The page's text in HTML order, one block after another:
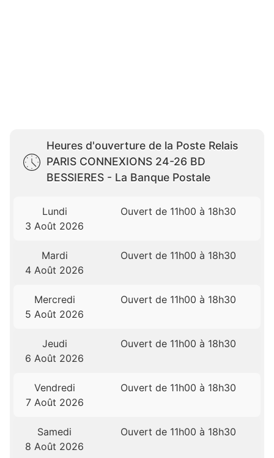
Heures d'ouverture de la Poste Relais
PARIS CONNEXIONS 24-26 BD
BESSIERES - La Banque Postale
Lundi
3 Août 2026
Ouvert de 11h00 à 18h30
Mardi
4 Août 2026
Ouvert de 11h00 à 18h30
Mercredi
5 Août 2026
Ouvert de 11h00 à 18h30
Jeudi
6 Août 2026
Ouvert de 11h00 à 18h30
Vendredi
7 Août 2026
Ouvert de 11h00 à 18h30
Samedi
8 Août 2026
Ouvert de 11h00 à 18h30